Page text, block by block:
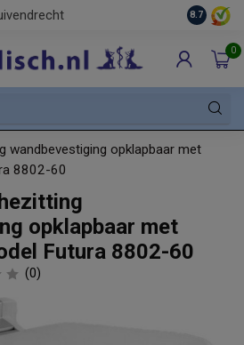
8.7
0
wandbevestiging opklapbaar met
8802-60
opklapbaar met
Futura 8802-60
(0)